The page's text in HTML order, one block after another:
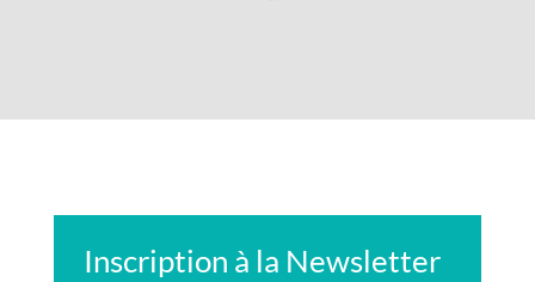
Inscription à la Newsletter